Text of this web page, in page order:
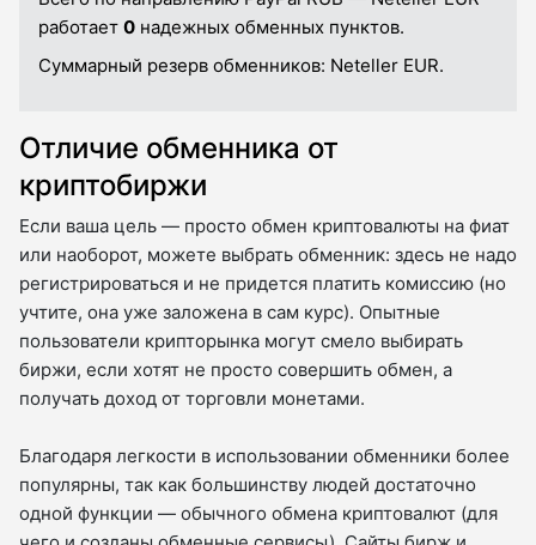
работает 0 надежных обменных пунктов.
Суммарный резерв обменников: Neteller EUR.
Отличие обменника от
криптобиржи
Если ваша цель — просто обмен криптовалюты на фиат
или наоборот, можете выбрать обменник: здесь не надо
регистрироваться и не придется платить комиссию (но
учтите, она уже заложена в сам курс). Опытные
пользователи крипторынка могут смело выбирать
биржи, если хотят не просто совершить обмен, а
получать доход от торговли монетами.
Благодаря легкости в использовании обменники более
популярны, так как большинству людей достаточно
одной функции — обычного обмена криптовалют (для